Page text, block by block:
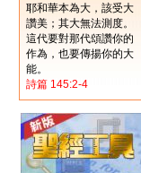
耶和華本為大，該受大
讚美；其大無法測度。
這代要對那代頌讚你的
作為，也要傳揚你的大
能。
詩篇 145:2-4